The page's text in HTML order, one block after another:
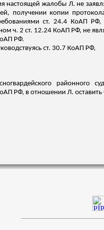
настоящей жалобы Л. не
получении копии
ст. 24.4 КоАП
ч. 2 ст. 12.24 КоАП РФ, не
РФ.
ст. 30.7 КоАП РФ,
РФ, в отношении Л.